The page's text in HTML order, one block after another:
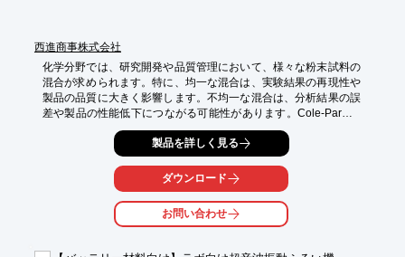
西進商事株式会社
化学分野では、研究開発や品質管理において、様々な粉末試料の
混合が求められます。特に、均一な混合は、実験結果の再現性や
製品の品質に大きく影響します。不均一な混合は、分析結果の誤
差や製品の性能低下につながる可能性があります。Cole-Parmer
社 常温粉砕機（ミキサーミル）は、独自の方式でサンプルを粉
砕、混合し、均一な混合を実現します。粉末試料の混合に最適で
【活用シーン】
・粉末試料の混合
・XRF用サンプルの前処理
製品を詳しく見る
ダウンロード
お問い合わせ